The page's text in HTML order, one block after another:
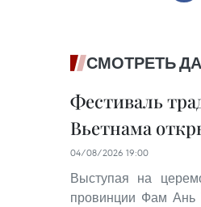
СМОТРЕТЬ
Фестиваль
Вьетнама
04/08/2026 19:00
Выступая на
провинции Фам Ань